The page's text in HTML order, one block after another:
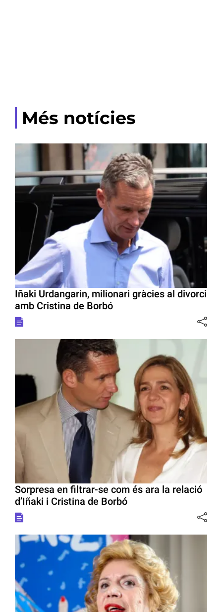
Més notícies
Iñaki Urdangarin, milionari gràcies al divorci
amb Cristina de Borbó
Sorpresa en filtrar-se com és ara la relació
d’Iñaki i Cristina de Borbó